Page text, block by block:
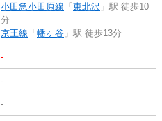
小田急小田原線 「 東北沢 」駅 徒歩10
分
京王線 「 幡ヶ谷 」駅 徒歩13分
-
-
-